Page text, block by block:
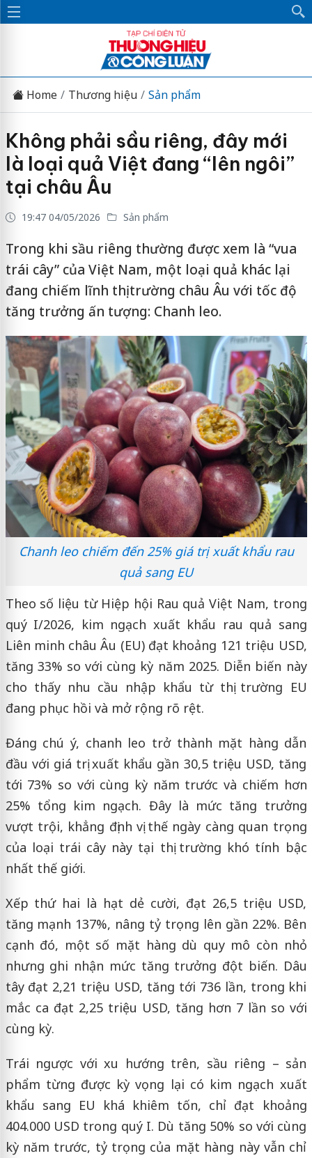
Home Thương hiệu Sản phẩm
Không phải sầu riêng, đây mới
là loại quả Việt đang “lên ngôi”
tại châu Âu
19:47 04/05/2026 Sản phẩm
Trong khi sầu riêng thường được xem là “vua
trái cây” của Việt Nam, một loại quả khác lại
đang chiếm lĩnh thị trường châu Âu với tốc độ
tăng trưởng ấn tượng: Chanh leo.
Chanh leo chiếm đến 25% giá trị xuất khẩu rau
quả sang EU
Theo số liệu từ Hiệp hội Rau quả Việt Nam, trong
quý I/2026, kim ngạch xuất khẩu rau quả sang
Liên minh châu Âu (EU) đạt khoảng 121 triệu USD,
tăng 33% so với cùng kỳ năm 2025. Diễn biến này
cho thấy nhu cầu nhập khẩu từ thị trường EU
đang phục hồi và mở rộng rõ rệt.
Đáng chú ý, chanh leo trở thành mặt hàng dẫn
đầu với giá trị xuất khẩu gần 30,5 triệu USD, tăng
tới 73% so với cùng kỳ năm trước và chiếm hơn
25% tổng kim ngạch. Đây là mức tăng trưởng
vượt trội, khẳng định vị thế ngày càng quan trọng
của loại trái cây này tại thị trường khó tính bậc
nhất thế giới.
Xếp thứ hai là hạt dẻ cười, đạt 26,5 triệu USD,
tăng mạnh 137%, nâng tỷ trọng lên gần 22%. Bên
cạnh đó, một số mặt hàng dù quy mô còn nhỏ
nhưng ghi nhận mức tăng trưởng đột biến. Dâu
tây đạt 2,21 triệu USD, tăng tới 736 lần, trong khi
mắc ca đạt 2,25 triệu USD, tăng hơn 7 lần so với
cùng kỳ.
Trái ngược với xu hướng trên, sầu riêng – sản
phẩm từng được kỳ vọng lại có kim ngạch xuất
khẩu sang EU khá khiêm tốn, chỉ đạt khoảng
404.000 USD trong quý I. Dù tăng 50% so với cùng
kỳ năm trước, tỷ trọng của mặt hàng này vẫn chỉ